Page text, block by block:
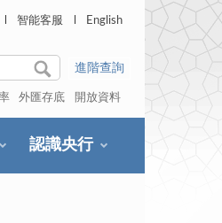
智能客服 English
進階查詢
外匯存底 開放資料
認識央行